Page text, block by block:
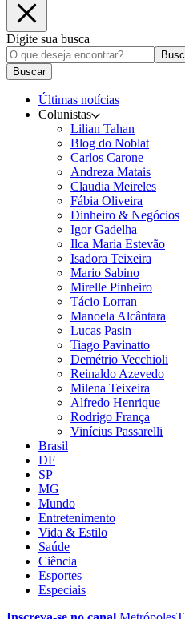
Digite sua busca
Buscar
Últimas notícias
Colunistas
Lilian Tahan
Blog do Noblat
Carlos Carone
Andreza Matais
Claudia Meireles
Fábia Oliveira
Dinheiro & Negócios
Igor Gadelha
Ilca Maria Estevão
Isadora Teixeira
Mario Sabino
Mirelle Pinheiro
Tácio Lorran
Manoela Alcântara
Lucas Pasin
Tiago Pavinatto
Demétrio Vecchioli
Reinaldo Azevedo
Milena Teixeira
Alfredo Henrique
Rodrigo França
Vinícius Passarelli
Brasil
DF
SP
MG
Mundo
Entretenimento
Vida & Estilo
Saúde
Ciência
Esportes
Especiais